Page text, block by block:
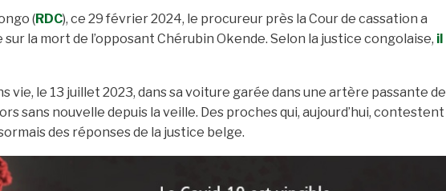
(RDC), ce 29 février 2024, le procureur près la Cour de cassation a
la mort de l’opposant Chérubin Okende. Selon la justice congolaise, il
vie, le 13 juillet 2023, dans sa voiture garée dans une artère passante de
sans nouvelle depuis la veille. Des proches qui, aujourd’hui, contestent
des réponses de la justice belge.